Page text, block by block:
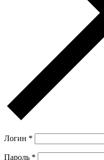
Логин *
Пароль *